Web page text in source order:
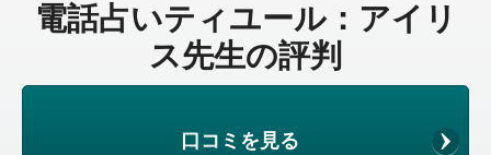
電話占いティユール：アイリ
ス先生の評判
口コミを見る